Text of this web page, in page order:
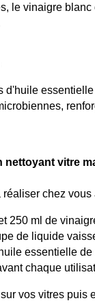
le vinaigre
d'huile
nettoyant vitre
chez
250 ml de
de liquide
essentielle
chaque
vos vitres puis